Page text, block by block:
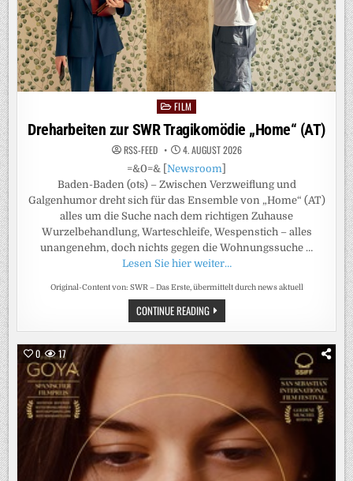
Posted
in
FILM
Dreharbeiten zur SWR Tragikomödie „Home“ (AT)
RSS-FEED 4. AUGUST 2026
=&0=& [ Newsroom
Baden-Baden (ots) – Zwischen Verzweiflung und
Galgenhumor dreht sich für das Ensemble von „Home“ (AT)
alles um die Suche nach dem richtigen Zuhause
Wurzelbehandlung, Warteschleife, Wespenstich – alles
unangenehm, doch nichts gegen die Wohnungssuche …
Lesen Sie hier weiter…
Original-Content von: SWR – Das Erste, übermittelt durch news aktuell
CONTINUE READINGDREHARBEITEN
ZUR
SWR
TRAGIKOMÖDIE
0 17